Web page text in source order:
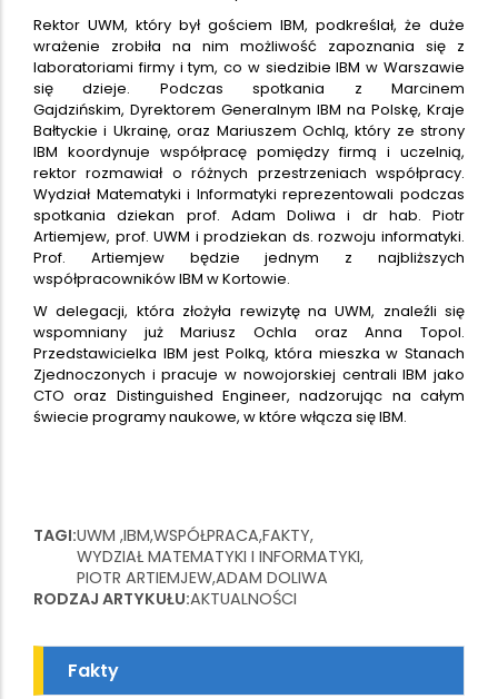
Rektor UWM, który był gościem IBM, podkreślał, że duże
wrażenie zrobiła na nim możliwość zapoznania się z
laboratoriami firmy i tym, co w siedzibie IBM w Warszawie
się dzieje. Podczas spotkania z Marcinem
Gajdzińskim, Dyrektorem Generalnym IBM na Polskę, Kraje
Bałtyckie i Ukrainę, oraz Mariuszem Ochlą, który ze strony
IBM koordynuje współpracę pomiędzy firmą i uczelnią,
rektor rozmawiał o różnych przestrzeniach współpracy.
Wydział Matematyki i Informatyki reprezentowali podczas
spotkania dziekan prof. Adam Doliwa i dr hab. Piotr
Artiemjew, prof. UWM i prodziekan ds. rozwoju informatyki.
Prof. Artiemjew będzie jednym z najbliższych
współpracowników IBM w Kortowie.
W delegacji, która złożyła rewizytę na UWM, znaleźli się
wspomniany już Mariusz Ochla oraz Anna Topol.
Przedstawicielka IBM jest Polką, która mieszka w Stanach
Zjednoczonych i pracuje w nowojorskiej centrali IBM jako
CTO oraz Distinguished Engineer, nadzorując na całym
świecie programy naukowe, w które włącza się IBM.
TAGI UWM IBM WSPÓŁPRACA FAKTY
WYDZIAŁ MATEMATYKI I INFORMATYKI
PIOTR ARTIEMJEWADAM DOLIWA
RODZAJ ARTYKUŁU AKTUALNOŚCI
Fakty